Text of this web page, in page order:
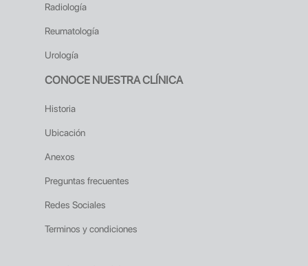
Radiología
Reumatología
Urología
CONOCE NUESTRA CLÍNICA
Historia
Ubicación
Anexos
Preguntas frecuentes
Redes Sociales
Terminos y condiciones